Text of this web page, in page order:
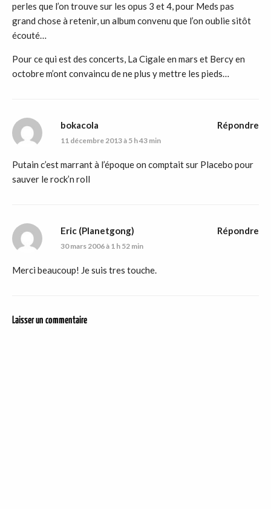
perles que l’on trouve sur les opus 3 et 4, pour Meds pas
grand chose à retenir, un album convenu que l’on oublie sitôt
écouté…
Pour ce qui est des concerts, La Cigale en mars et Bercy en
octobre m’ont convaincu de ne plus y mettre les pieds…
bokacola
11 décembre 2013 à 5 h 43 min
Putain c’est marrant à l’époque on comptait sur Placebo pour
sauver le rock’n roll
Répondre
Eric (Planetgong)
30 mars 2006 à 1 h 52 min
Merci beaucoup! Je suis tres touche.
Répondre
Laisser un commentaire